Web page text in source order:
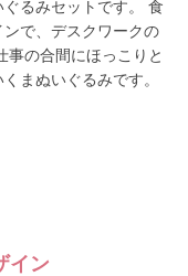
るみセットです。 食
で、デスクワークの
事の合間にほっこりと
まぬいぐるみです。
イン